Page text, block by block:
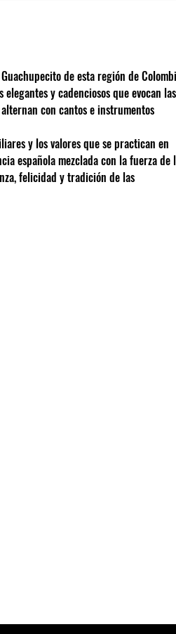
de esta región de
y cadenciosos que evocan las
con cantos e instrumentos
y los valores que se practican en
española mezclada con la fuerza de
felicidad y tradición de las